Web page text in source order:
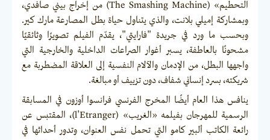
التحطيم» (The Smashing Machine) من إخراج بيني صافدي،
وبمشاركة إميلي بلانت، والذي يتناول حياة بطل المصارعة مارك كير.
وبحسب ما ورد في جريدة "فارايتي"، يقدّم الفيلم تصويرًا وثائقيًا
مشحونًا بالعاطفة، يسبر أغوار الصراعات الداخلية والخارجية التي
واجهها البطل، من الإدمان والآلام النفسية إلى العلاقة المضطربة مع
شريكته، بسرد إنساني شفاف، دون تزييف أو مبالغة.
ينافس هذا العام أيضًا المخرج الفرنسي فرانسوا أوزون في المسابقة
الرسمية للمهرجان بفيلمه «الغريب» (l'Etranger)، المقتبس عن
رائعة الكاتب ألبير كامو التي تحمل نفس العنوان، وتدور أحداثها في